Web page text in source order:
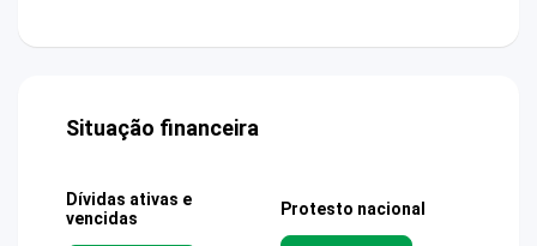
Situação financeira
Dívidas ativas e
vencidas
Protesto nacional